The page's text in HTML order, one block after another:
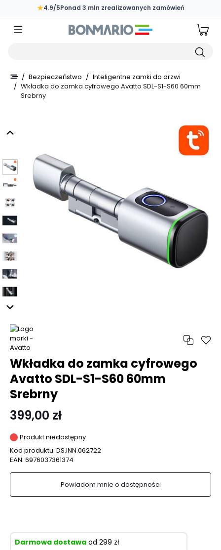
Przejdź do głównej zawartości strony
★4.9/5Ponad 3 mln zrealizowanych zamówień
/ Bezpieczeństwo / Inteligentne zamki do drzwi
/ Wkładka do zamka cyfrowego Avatto SDL-S1-S60 60mm
Srebrny
Wkładka do zamka cyfrowego
Avatto SDL-S1-S60 60mm
Srebrny
399,00 zł
Produkt niedostępny
Kod produktu: DS.INN.062722
EAN: 6976037361374
Powiadom mnie o dostępności
Darmowa dostawa od 299 zł